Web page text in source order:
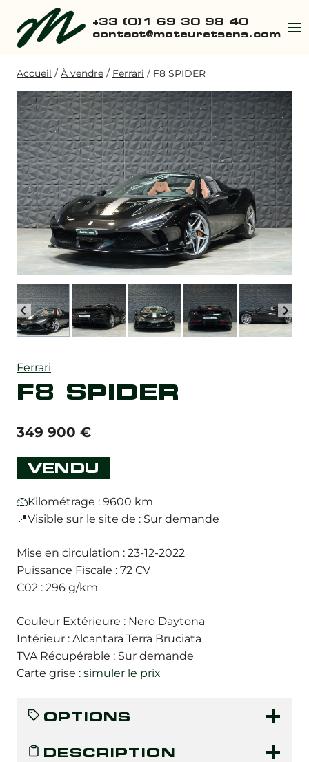
contenu
+33 (0)1 69 30 98 40
contact@moteuretsens.com
Accueil / À vendre / Ferrari / F8 SPIDER
Ferrari
F8 SPIDER
349 900 €
VENDU
Kilométrage : 9600 km
📍Visible sur le site de : Sur demande
Mise en circulation : 23-12-2022
Puissance Fiscale : 72 CV
C02 : 296 g/km
Couleur Extérieure : Nero Daytona
Intérieur : Alcantara Terra Bruciata
TVA Récupérable : Sur demande
Carte grise : simuler le prix
OPTIONS
DESCRIPTION